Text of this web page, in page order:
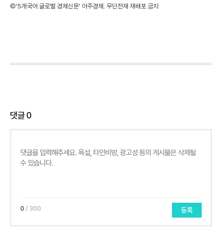
©'5개국어 글로벌 경제신문' 아주경제. 무단전재·재배포 금지
댓글0
0 / 300 등록